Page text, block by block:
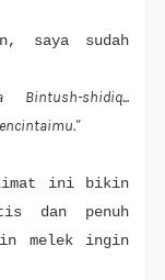
saya sudah
shidiq...
ini bikin
dan penuh
melek ingin